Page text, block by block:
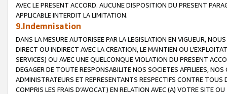
AVEC LE PRESENT ACCORD. AUCUNE DISPOSITION DU PRESENT
APPLICABLE INTERDIT LA LIMITATION.
9.Indemnisation
DANS LA MESURE AUTORISEE PAR LA LEGISLATION EN VIGUEUR,
DIRECT OU INDIRECT AVEC LA CREATION, LE MAINTIEN OU
SERVICES) OU AVEC UNE QUELCONQUE VIOLATION DU PRESENT
DEGAGER DE TOUTE RESPONSABILITE NOS SOCIETES AFFILIEES,
ADMINISTRATEURS ET REPRESENTANTS RESPECTIFS CONTRE
COMPRIS LES FRAIS D’AVOCAT) EN RELATION AVEC (A) VOTRE SITE